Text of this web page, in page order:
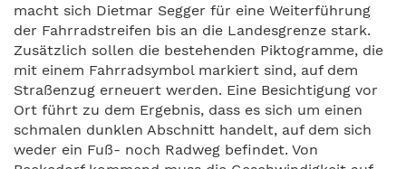
macht sich Dietmar Segger für eine Weiterführung
der Fahrradstreifen bis an die Landesgrenze stark.
Zusätzlich sollen die bestehenden Piktogramme, die
mit einem Fahrradsymbol markiert sind, auf dem
Straßenzug erneuert werden. Eine Besichtigung vor
Ort führt zu dem Ergebnis, dass es sich um einen
schmalen dunklen Abschnitt handelt, auf dem sich
weder ein Fuß- noch Radweg befindet. Von